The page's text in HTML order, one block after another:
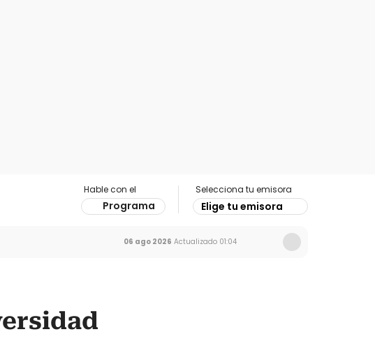
Hable con el
Programa
Selecciona tu emisora
Elige tu emisora
06 ago 2026 Actualizado 01:04